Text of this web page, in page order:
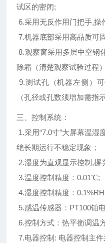
试区的密闭;
6.采用无反作用门把手,操
7.机器底部采用高品质可
8.观察窗采用多层中空钢
除霜（清楚观察试验过程
9.测试孔（机器左侧）
（孔径或孔数须增加需指
三、控制系统：
1.采用“7.0寸”大屏幕温湿
绝长期运行不稳定现象；
2.湿度为直观显示控制,摒
3.温度控制精度：0.01℃;
4.湿度控制精度 ：
5.感温传感器：PT100铂
6.控制方式：热平衡调温
7.电器控制: 电器控制主件